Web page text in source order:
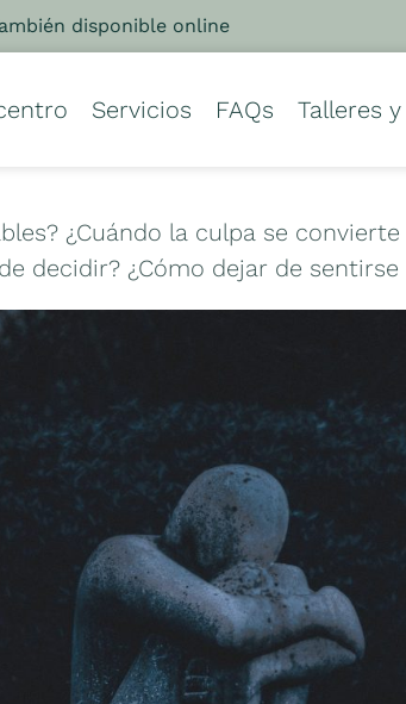
disponible online
Servicios FAQs Talleres
¿Cuándo la culpa se
decidir? ¿Cómo dejar de